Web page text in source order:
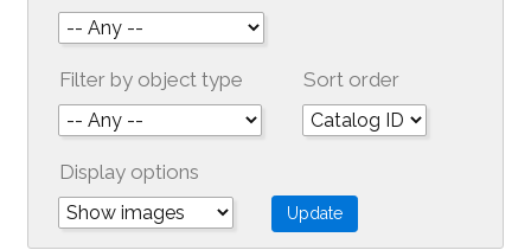
Filter by object type Sort order
Display options